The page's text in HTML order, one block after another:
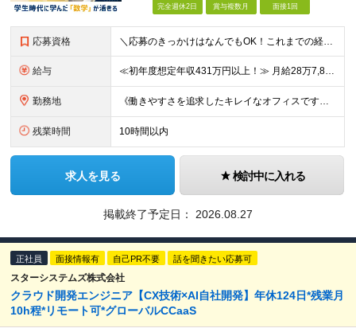
完全週休2日 賞与複数月 面接1回
応募資格 ＼応募のきっかけはなんでもOK！これまでの経験よりも「ITに興味がある」「前職の経験を活かしてキャリアチェンジしたい」という気持ちを重視しています／ ◆年齢30歳まで（若年層の長期キャリア形成のため
給与 ≪初年度想定年収431万円以上！≫ 月給28万7,825円～＋賞与年2回 ※上記金額には月20時間分(3万8,900円～)の見込み残業代を含み、超過した分は別途全額支給します。 ※経験やスキルを考慮
勤務地 《働きやすさを追求したキレイなオフィスです！》 【本社】 東京都新宿区新宿4-3-25 TOKYU REIT新宿ビル8F 【ラーニングセンター】 東京都渋谷区千駄ヶ谷5-32-10 南新宿SKビル6
残業時間 10時間以内
求人を見る 検討中に入れる
掲載終了予定日： 2026.08.27
正社員 面接情報有 自己PR不要 話を聞きたい応募可
スターシステムズ株式会社
クラウド開発エンジニア【CX技術×AI自社開発】年休124日*残業月
10h程*リモート可*グローバルCCaaS